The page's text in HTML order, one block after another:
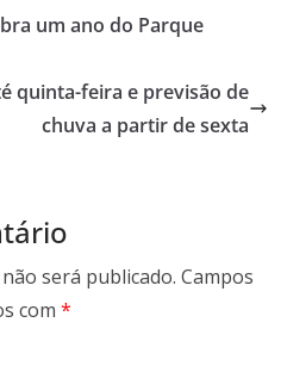
um ano do Parque
quinta-feira e previsão de
chuva a partir de sexta
será publicado. Campos
com *